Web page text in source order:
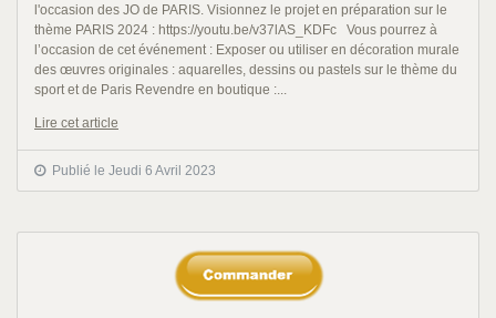
l'occasion des JO de PARIS. Visionnez le projet en préparation sur le
thème PARIS 2024 : https://youtu.be/v37lAS_KDFc Vous pourrez à
l’occasion de cet événement : Exposer ou utiliser en décoration murale
des œuvres originales : aquarelles, dessins ou pastels sur le thème du
sport et de Paris Revendre en boutique :...
Lire cet article
Publié le Jeudi 6 Avril 2023